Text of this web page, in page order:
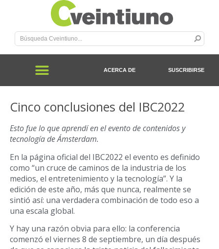
ACERCA DE SUSCRIBIRSE
Cinco conclusiones del IBC2022
Esto fue lo que aprendí en el evento de contenidos y
tecnología de Ámsterdam.
En la página oficial del IBC2022 el evento es definido
como “un cruce de caminos de la industria de los
medios, el entretenimiento y la tecnología”. Y la
edición de este año, más que nunca, realmente se
sintió así: una verdadera combinación de todo eso a
una escala global.
Y hay una razón obvia para ello: la conferencia
comenzó el viernes 8 de septiembre, un día después